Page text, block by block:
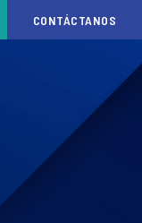
CONTÁCTANOS